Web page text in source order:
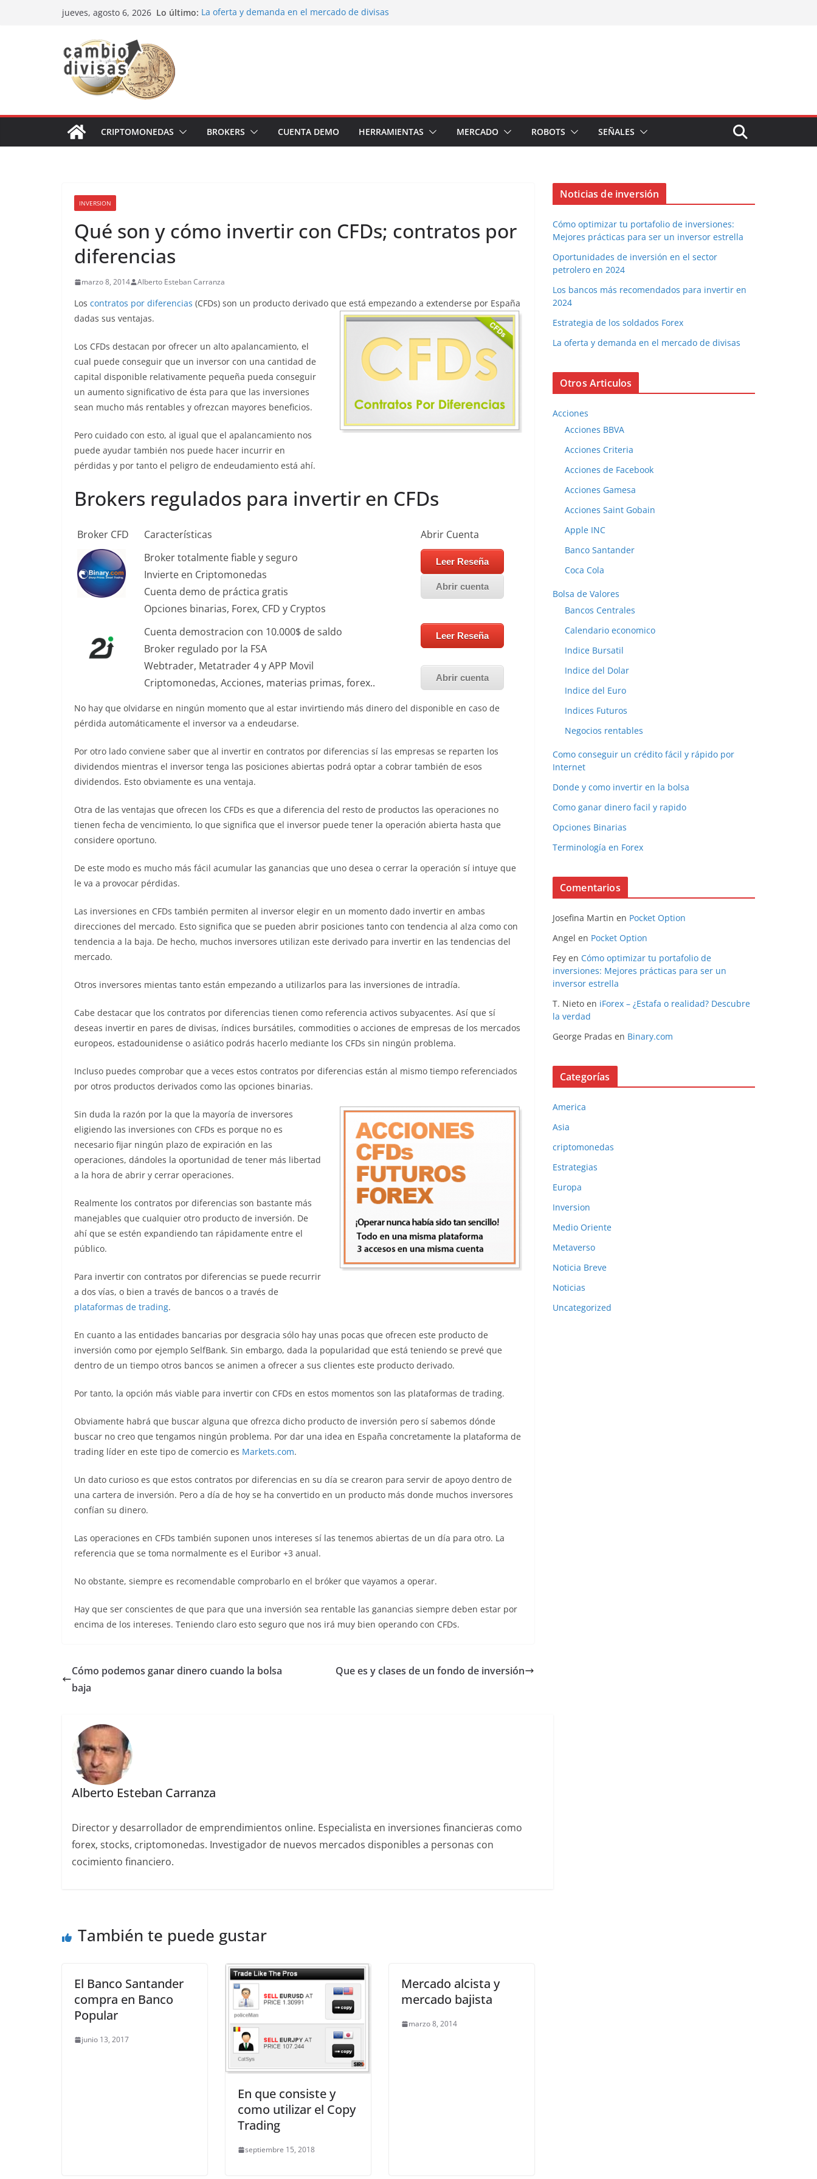
jueves, agosto 6, 2026 Lo último: La oferta y demanda en el mercado de divisas
CRIPTOMONEDAS BROKERS CUENTA DEMO HERRAMIENTAS MERCADO ROBOTS SEÑALES
INVERSION
Qué son y cómo invertir con CFDs; contratos por
diferencias
marzo 8, 2014 Alberto Esteban Carranza
Los contratos por diferencias (CFDs) son un producto derivado que está empezando a extenderse por España
dadas sus ventajas.
Los CFDs destacan por ofrecer un alto apalancamiento, el
cual puede conseguir que un inversor con una cantidad de
capital disponible relativamente pequeña pueda conseguir
un aumento significativo de ésta para que las inversiones
sean mucho más rentables y ofrezcan mayores beneficios.
Pero cuidado con esto, al igual que el apalancamiento nos
puede ayudar también nos puede hacer incurrir en
pérdidas y por tanto el peligro de endeudamiento está ahí.
Brokers regulados para invertir en CFDs
Broker CFD Características
Abrir Cuenta
Broker totalmente fiable y seguro
Invierte en Criptomonedas
Cuenta demo de práctica gratis
Opciones binarias, Forex, CFD y Cryptos
Leer Reseña
Abrir cuenta
Cuenta demostracion con 10.000$ de saldo
Broker regulado por la FSA
Webtrader, Metatrader 4 y APP Movil
Criptomonedas, Acciones, materias primas, forex..
Leer Reseña
Abrir cuenta
No hay que olvidarse en ningún momento que al estar invirtiendo más dinero del disponible en caso de
pérdida automáticamente el inversor va a endeudarse.
Por otro lado conviene saber que al invertir en contratos por diferencias sí las empresas se reparten los
dividendos mientras el inversor tenga las posiciones abiertas podrá optar a cobrar también de esos
dividendos. Esto obviamente es una ventaja.
Otra de las ventajas que ofrecen los CFDs es que a diferencia del resto de productos las operaciones no
tienen fecha de vencimiento, lo que significa que el inversor puede tener la operación abierta hasta que
considere oportuno.
De este modo es mucho más fácil acumular las ganancias que uno desea o cerrar la operación sí intuye que
le va a provocar pérdidas.
Las inversiones en CFDs también permiten al inversor elegir en un momento dado invertir en ambas
direcciones del mercado. Esto significa que se pueden abrir posiciones tanto con tendencia al alza como con
tendencia a la baja. De hecho, muchos inversores utilizan este derivado para invertir en las tendencias del
mercado.
Otros inversores mientas tanto están empezando a utilizarlos para las inversiones de intradía.
Cabe destacar que los contratos por diferencias tienen como referencia activos subyacentes. Así que sí
deseas invertir en pares de divisas, índices bursátiles, commodities o acciones de empresas de los mercados
europeos, estadounidense o asiático podrás hacerlo mediante los CFDs sin ningún problema.
Incluso puedes comprobar que a veces estos contratos por diferencias están al mismo tiempo referenciados
por otros productos derivados como las opciones binarias.
Sin duda la razón por la que la mayoría de inversores
eligiendo las inversiones con CFDs es porque no es
necesario fijar ningún plazo de expiración en las
operaciones, dándoles la oportunidad de tener más libertad
a la hora de abrir y cerrar operaciones.
Realmente los contratos por diferencias son bastante más
manejables que cualquier otro producto de inversión. De
ahí que se estén expandiendo tan rápidamente entre el
público.
Para invertir con contratos por diferencias se puede recurrir
a dos vías, o bien a través de bancos o a través de
plataformas de trading.
En cuanto a las entidades bancarias por desgracia sólo hay unas pocas que ofrecen este producto de
inversión como por ejemplo SelfBank. Sin embargo, dada la popularidad que está teniendo se prevé que
dentro de un tiempo otros bancos se animen a ofrecer a sus clientes este producto derivado.
Por tanto, la opción más viable para invertir con CFDs en estos momentos son las plataformas de trading.
Obviamente habrá que buscar alguna que ofrezca dicho producto de inversión pero sí sabemos dónde
buscar no creo que tengamos ningún problema. Por dar una idea en España concretamente la plataforma de
trading líder en este tipo de comercio es Markets.com.
Un dato curioso es que estos contratos por diferencias en su día se crearon para servir de apoyo dentro de
una cartera de inversión. Pero a día de hoy se ha convertido en un producto más donde muchos inversores
confían su dinero.
Las operaciones en CFDs también suponen unos intereses sí las tenemos abiertas de un día para otro. La
referencia que se toma normalmente es el Euribor +3 anual.
No obstante, siempre es recomendable comprobarlo en el bróker que vayamos a operar.
Hay que ser conscientes de que para que una inversión sea rentable las ganancias siempre deben estar por
encima de los intereses. Teniendo claro esto seguro que nos irá muy bien operando con CFDs.
Cómo podemos ganar dinero cuando la bolsa
baja
Que es y clases de un fondo de inversión
Alberto Esteban Carranza
Director y desarrollador de emprendimientos online. Especialista en inversiones financieras como
forex, stocks, criptomonedas. Investigador de nuevos mercados disponibles a personas con
cocimiento financiero.
También te puede gustar
El Banco Santander
compra en Banco
Popular
junio 13, 2017
En que consiste y
como utilizar el Copy
Trading
septiembre 15, 2018
Mercado alcista y
mercado bajista
marzo 8, 2014
Noticias de inversión
Cómo optimizar tu portafolio de inversiones:
Mejores prácticas para ser un inversor estrella
Oportunidades de inversión en el sector
petrolero en 2024
Los bancos más recomendados para invertir en
2024
Estrategia de los soldados Forex
La oferta y demanda en el mercado de divisas
Otros Articulos
Acciones
Acciones BBVA
Acciones Criteria
Acciones de Facebook
Acciones Gamesa
Acciones Saint Gobain
Apple INC
Banco Santander
Coca Cola
Bolsa de Valores
Bancos Centrales
Calendario economico
Indice Bursatil
Indice del Dolar
Indice del Euro
Indices Futuros
Negocios rentables
Como conseguir un crédito fácil y rápido por
Internet
Donde y como invertir en la bolsa
Como ganar dinero facil y rapido
Opciones Binarias
Terminología en Forex
Comentarios
Josefina Martin en Pocket Option
Angel en Pocket Option
Fey en Cómo optimizar tu portafolio de
inversiones: Mejores prácticas para ser un
inversor estrella
T. Nieto en iForex – ¿Estafa o realidad? Descubre
la verdad
George Pradas en Binary.com
Categorías
America
Asia
criptomonedas
Estrategias
Europa
Inversion
Medio Oriente
Metaverso
Noticia Breve
Noticias
Uncategorized